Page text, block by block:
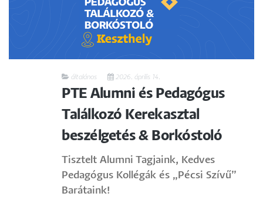
általános 2026. április 14.
PTE Alumni és Pedagógus
Találkozó Kerekasztal
beszélgetés & Borkóstoló
Tisztelt Alumni Tagjaink, Kedves
Pedagógus Kollégák és „Pécsi Szívű”
Barátaink!